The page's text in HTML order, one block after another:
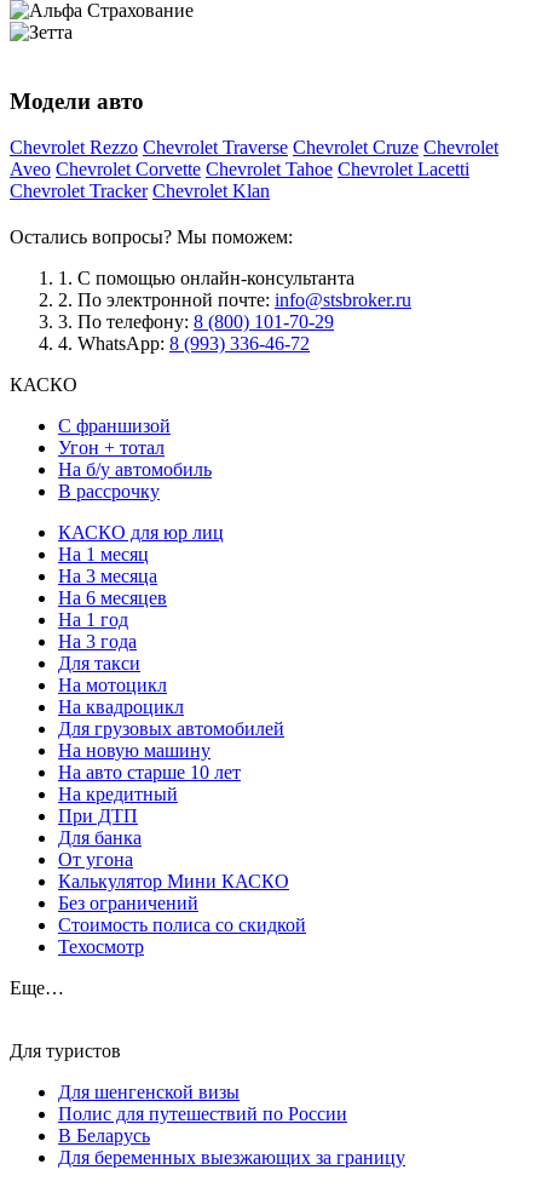
Модели авто
Chevrolet Rezzo Chevrolet Traverse Chevrolet Cruze Chevrolet
Aveo Chevrolet Corvette Chevrolet Tahoe Chevrolet Lacetti
Chevrolet Tracker Chevrolet Klan
Остались вопросы? Мы поможем:
1. С помощью онлайн-консультанта
2. По электронной почте: info@stsbroker.ru
3. По телефону: 8 (800) 101-70-29
4. WhatsApp: 8 (993) 336-46-72
КАСКО
С франшизой
Угон + тотал
На б/у автомобиль
В рассрочку
КАСКО для юр лиц
На 1 месяц
На 3 месяца
На 6 месяцев
На 1 год
На 3 года
Для такси
На мотоцикл
На квадроцикл
Для грузовых автомобилей
На новую машину
На авто старше 10 лет
На кредитный
При ДТП
Для банка
От угона
Калькулятор Мини КАСКО
Без ограничений
Стоимость полиса со скидкой
Техосмотр
Еще…
Для туристов
Для шенгенской визы
Полис для путешествий по России
В Беларусь
Для беременных выезжающих за границу